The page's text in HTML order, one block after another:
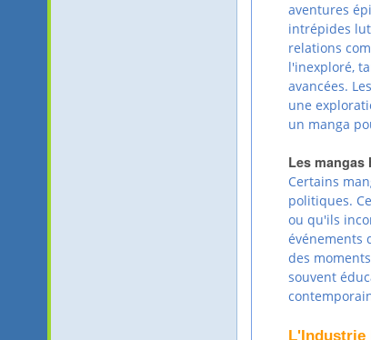
aventures
intrépides
relations
l'inexploré,
avancées.
une
un manga
Les
Certains
politiques.
ou qu'ils
événements
des
souvent
L'Industrie